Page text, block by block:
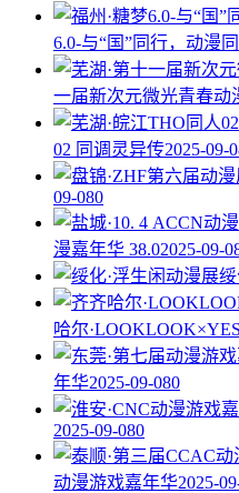
6.0-与“国”同行，动漫
一届新次元微光青春动
02 同调灵异传2025-09-
09-080
漫嘉年华 38.02025-09-
哈尔
年华2025-09-080
2025-09-080
动漫游戏嘉年华2025-